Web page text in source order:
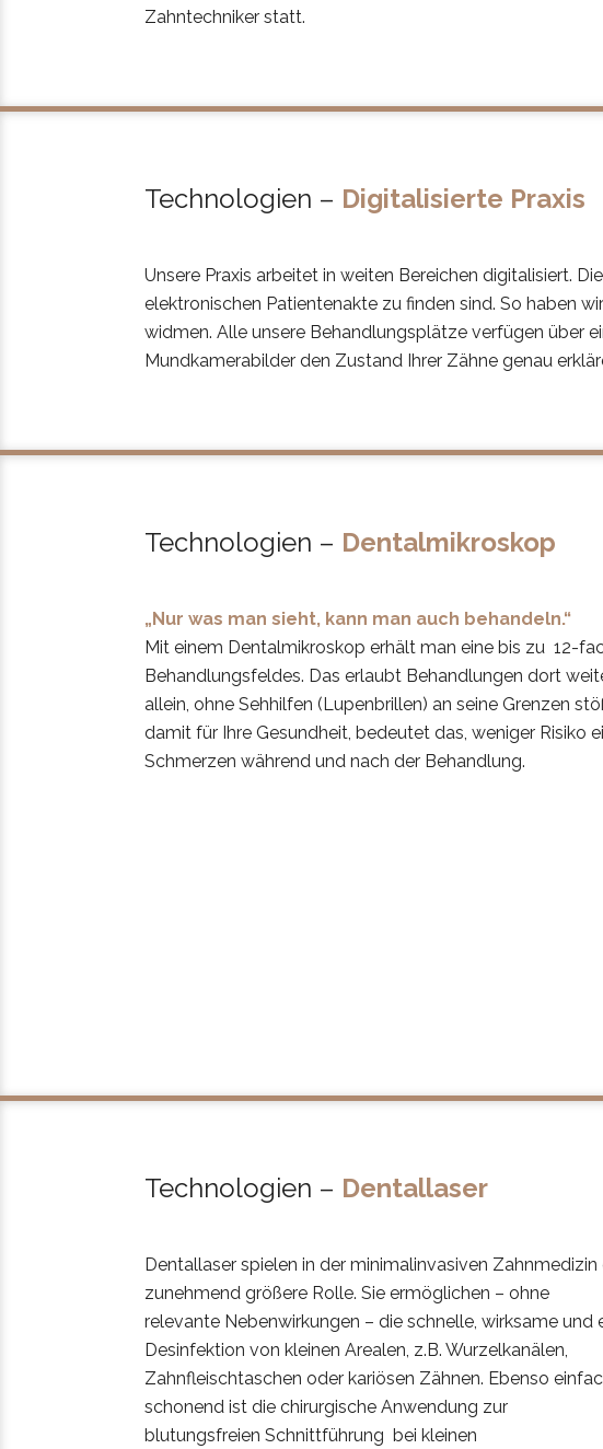
Zahntechniker statt.
Technologien – Digitalisierte Praxis
Unsere Praxis arbeitet in weiten Bereichen digitalisiert.
elektronischen Patientenakte zu finden sind. So haben
widmen. Alle unsere Behandlungsplätze verfügen über
Mundkamerabilder den Zustand Ihrer Zähne genau
Technologien – Dentalmikroskop
„Nur was man sieht, kann man auch behandeln.“
Mit einem Dentalmikroskop erhält man eine bis zu 12-
Behandlungsfeldes. Das erlaubt Behandlungen dort
allein, ohne Sehhilfen (Lupenbrillen) an seine Grenzen
damit für Ihre Gesundheit, bedeutet das, weniger Risiko
Schmerzen während und nach der Behandlung.
Technologien – Dentallaser
Dentallaser spielen in der minimalinvasiven Zahnmedizin
zunehmend größere Rolle. Sie ermöglichen – ohne
relevante Nebenwirkungen – die schnelle, wirksame und
Desinfektion von kleinen Arealen, z.B. Wurzelkanälen,
Zahnfleischtaschen oder kariösen Zähnen. Ebenso
schonend ist die chirurgische Anwendung zur
blutungsfreien Schnittführung bei kleinen